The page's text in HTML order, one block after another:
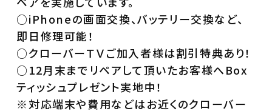
○iPhoneの画面交換、バッテリー交換など、
即日修理可能！
○クローバーＴＶご加入者様は割引特典あり！
○12月末までリペアして頂いたお客様へBox
ティッシュプレゼント実地中！
※対応端末や費用などはお近くのクローバー